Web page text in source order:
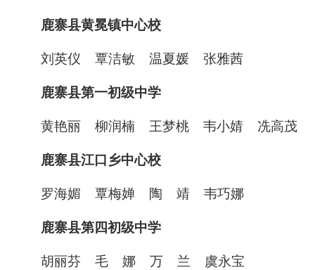
鹿寨县黄冕镇中心校
刘英仪 覃洁敏 温夏媛 张雅茜
鹿寨县第一初级中学
黄艳丽 柳润楠 王梦桃 韦小婧 冼高茂
鹿寨县江口乡中心校
罗海媚 覃梅婵 陶 靖 韦巧娜
鹿寨县第四初级中学
胡丽芬 毛 娜 万 兰 虞永宝